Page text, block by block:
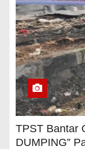
TPST Bantar
DUMPING”